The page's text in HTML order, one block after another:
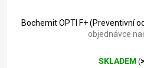
Bochemit OPTI F+ (Preventivní
objednávce
SKLADEM (